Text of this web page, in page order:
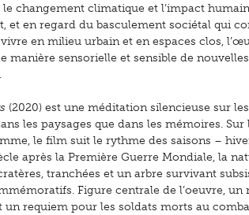
changement climatique et l’impact
et en regard du basculement sociétal qui
en milieu urbain et en espaces clos,
manière sensorielle et sensible de
(2020) est une méditation silencieuse sur
les paysages que dans les mémoires. Sur
le film suit le rythme des saisons –
après la Première Guerre Mondiale, la
tranchées et un arbre survivant
Figure centrale de l’oeuvre, un
un requiem pour les soldats morts au